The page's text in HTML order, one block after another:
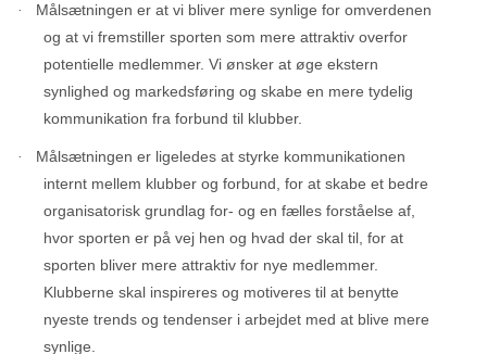
·
Målsætningen er at vi bliver mere synlige for omverdenen
og at vi fremstiller sporten som mere attraktiv overfor
potentielle medlemmer. Vi ønsker at øge ekstern
synlighed og markedsføring og skabe en mere tydelig
kommunikation fra forbund til klubber.
·
Målsætningen er ligeledes at styrke kommunikationen
internt mellem klubber og forbund, for at skabe et bedre
organisatorisk grundlag for- og en fælles forståelse af,
hvor sporten er på vej hen og hvad der skal til, for at
sporten bliver mere attraktiv for nye medlemmer.
Klubberne skal inspireres og motiveres til at benytte
nyeste trends og tendenser i arbejdet med at blive mere
synlige.